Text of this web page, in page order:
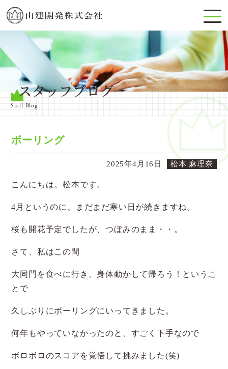
スタッフブログ
Staff Blog
ボーリング
2025年4月16日 松本 麻理奈
こんにちは。松本です。
4月というのに、まだまだ寒い日が続きますね。
桜も開花予定でしたが、つぼみのまま・・。
さて、私はこの間
大同門を食べに行き、身体動かして帰ろう！というこ
とで
久しぶりにボーリングにいってきました。
何年もやっていなかったのと、すごく下手なので
ボロボロのスコアを覚悟して挑みました(笑)